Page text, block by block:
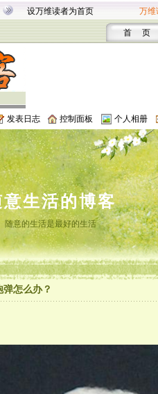
设万维读者为首页 万维
首 页
发表日志 控制面板 个人相册
意生活的博客
随意的生活是最好的生活
怎么办？